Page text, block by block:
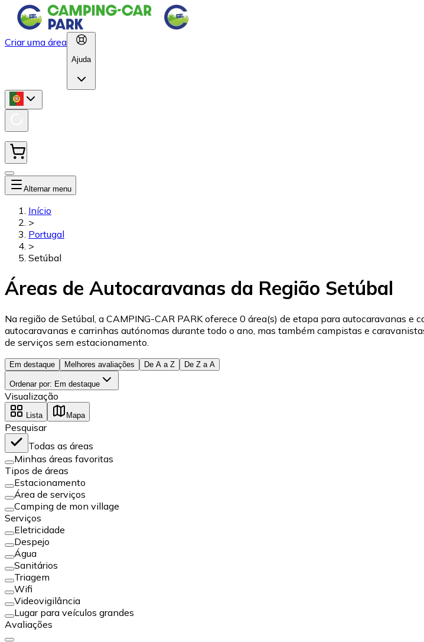
Criar uma área
Ajuda
Alternar menu
Início
>
Portugal
>
Setúbal
Áreas de Autocaravanas da Região Setúbal
Na região de Setúbal, a CAMPING-CAR PARK oferece 0 área(s) de etapa para autocaravanas
autocaravanas e carrinhas autónomas durante todo o ano, mas também campistas e
de serviços sem estacionamento.
Em destaque Melhores avaliações De A a Z De Z a A
Ordenar por: Em destaque
Visualização
Lista Mapa
Pesquisar
Todas as áreas
Minhas áreas favoritas
Tipos de áreas
Estacionamento
Área de serviços
Camping de mon village
Serviços
Eletricidade
Despejo
Água
Sanitários
Triagem
Wifi
Videovigilância
Lugar para veículos grandes
Avaliações